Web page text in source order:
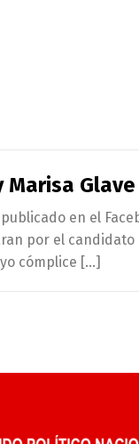
Marisa
en el
por el
cómplice […]